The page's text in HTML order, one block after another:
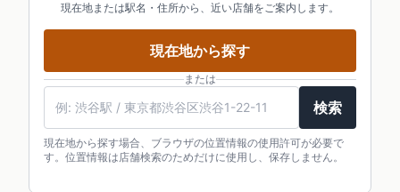
現在地または駅名・住所から、近い店舗をご案内します。
現在地から探す
または
検索
現在地から探す場合、ブラウザの位置情報の使用許可が必要で
す。位置情報は店舗検索のためだけに使用し、保存しません。